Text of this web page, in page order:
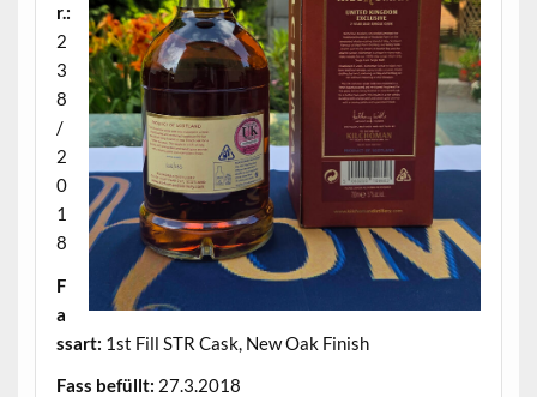
r.:
2
3
8
/
2
0
1
8
F
a
ssart: 1st Fill STR Cask, New Oak Finish
Fass befüllt: 27.3.2018